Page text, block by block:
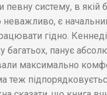
певну систему, в якій
неважливо, є
гідно.
багатьох, панує
максимально
теж